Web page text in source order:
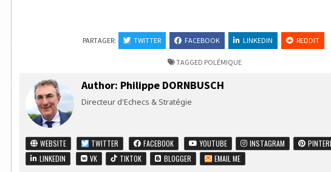
PARTAGER: TWITTER FACEBOOK LINKEDIN REDDIT
TAGGED POLÉMIQUE
Author: Philippe DORNBUSCH
Directeur d'Echecs & Stratégie
WEBSITE TWITTER FACEBOOK YOUTUBE INSTAGRAM
LINKEDIN
VK TIKTOK BLOGGER EMAIL ME